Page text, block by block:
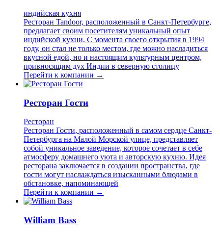
индийская кухня
Ресторан Tandoor, расположенный в Санкт-Петербурге,
предлагает своим посетителям уникальный опыт
индийской кухни. С момента своего открытия в 1994
году, он стал не только местом, где можно насладиться
вкусной едой, но и настоящим культурным центром,
привносящим дух Индии в северную столицу
Перейти к компании →
Ресторан Гости
Ресторан
Ресторан Гости, расположенный в самом сердце Санкт-
Петербурга на Малой Морской улице, представляет
собой уникальное заведение, которое сочетает в себе
атмосферу домашнего уюта и авторскую кухню. Идея
ресторана заключается в создании пространства, где
гости могут наслаждаться изысканными блюдами в
обстановке, напоминающей
Перейти к компании →
William Bass